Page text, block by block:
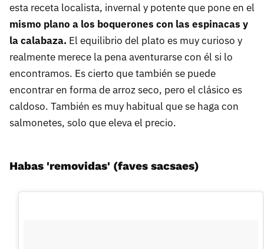
esta receta localista, invernal y potente que pone en el
mismo plano a los boquerones con las espinacas y
la calabaza. El equilibrio del plato es muy curioso y
realmente merece la pena aventurarse con él si lo
encontramos. Es cierto que también se puede
encontrar en forma de arroz seco, pero el clásico es
caldoso. También es muy habitual que se haga con
salmonetes, solo que eleva el precio.
Habas 'removidas' (faves sacsaes)